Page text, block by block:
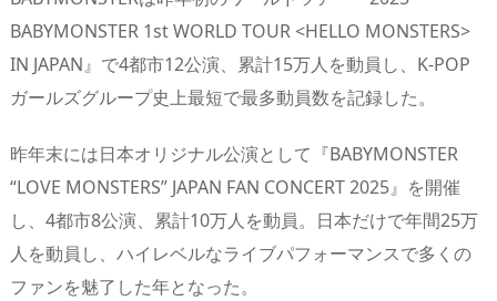
BABYMONSTER 1st WORLD TOUR <HELLO MONSTERS>
IN JAPAN』で4都市12公演、累計15万人を動員し、K-POP
ガールズグループ史上最短で最多動員数を記録した。
昨年末には日本オリジナル公演として『BABYMONSTER
“LOVE MONSTERS” JAPAN FAN CONCERT 2025』を開催
し、4都市8公演、累計10万人を動員。日本だけで年間25万
人を動員し、ハイレベルなライブパフォーマンスで多くの
ファンを魅了した年となった。